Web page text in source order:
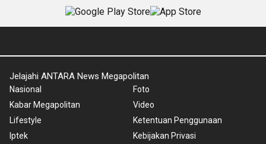
Jelajahi ANTARA News Megapolitan
Nasional
Kabar Megapolitan
Lifestyle
Iptek
Foto
Video
Ketentuan Penggunaan
Kebijakan Privasi